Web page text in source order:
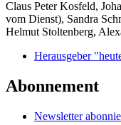
Claus Peter Kosfeld,
vom Dienst), Sandra
Helmut Stoltenberg,
Herausgeber
Abonnement
Newsletter